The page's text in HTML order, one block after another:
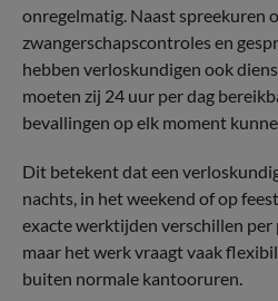
onregelmatig. Naast spreekuren
zwangerschapscontroles en
hebben verloskundigen ook
moeten zij 24 uur per dag
bevallingen op elk moment
Dit betekent dat een
nachts, in het weekend of op
exacte werktijden verschillen
maar het werk vraagt vaak
buiten normale kantooruren.